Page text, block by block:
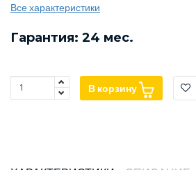
Все характеристики
Гарантия: 24 мес.
В корзину